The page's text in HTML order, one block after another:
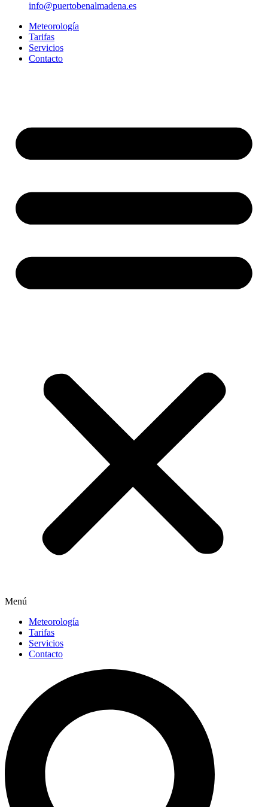
info@puertobenalmadena.es
Meteorología
Tarifas
Servicios
Contacto
Menú
Meteorología
Tarifas
Servicios
Contacto